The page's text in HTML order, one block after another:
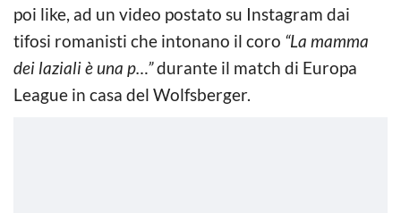
poi like, ad un video postato su Instagram dai
tifosi romanisti che intonano il coro “La mamma
dei laziali è una p…”durante il match di Europa
League in casa del Wolfsberger.